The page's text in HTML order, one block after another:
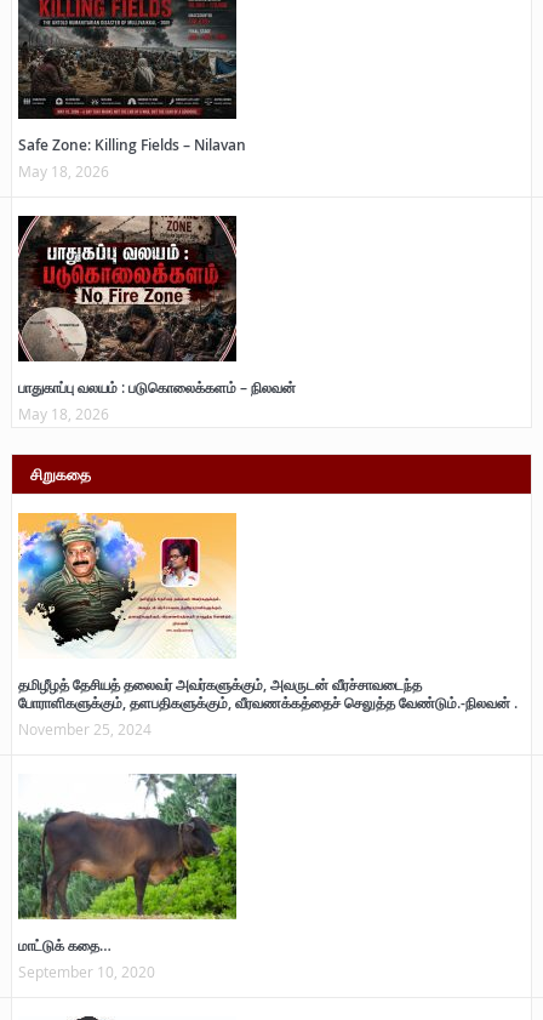
Safe Zone: Killing Fields – Nilavan
May 18, 2026
பாதுகாப்பு வலயம் : படுகொலைக்களம் – நிலவன்
May 18, 2026
சிறுகதை
தமிழீழத் தேசியத் தலைவர் அவர்களுக்கும், அவருடன் வீரச்சாவடைந்த
போராளிகளுக்கும், தளபதிகளுக்கும், வீரவணக்கத்தைச் செலுத்த வேண்டும்.-நிலவன் .
November 25, 2024
மாட்டுக் கதை…
September 10, 2020